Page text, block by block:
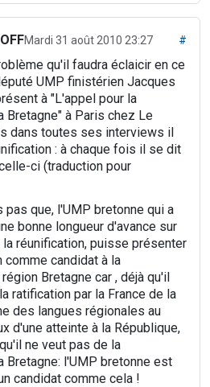
Mardi 31 août 2010 23:27 #
qu'il faudra éclaicir en ce
UMP finistérien Jacques
à "L'appel pour la
Bretagne" à Paris chez Le
dans toutes ses interviews il
: à chaque fois il se dit
ci (traduction pour
pas que, l'UMP bretonne qui a
bonne longueur d'avance sur
la réunification, puisse présenter
comme candidat à la
Bretagne car , déjà qu'il
ratification par la France de la
des langues régionales au
d'une atteinte à la République,
ne veut pas de la
Bretagne: l'UMP bretonne est
candidat comme cela !